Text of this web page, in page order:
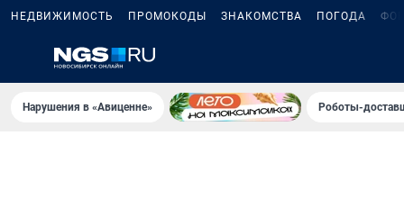
НЕДВИЖИМОСТЬ ПРОМОКОДЫ ЗНАКОМСТВА ПОГОДА
Нарушения в «Авиценне» Роботы-